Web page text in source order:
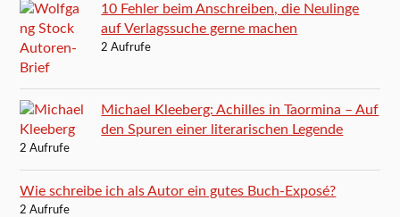
10 Fehler beim Anschreiben, die Neulinge
auf Verlagssuche gerne machen
2 Aufrufe
Michael Kleeberg: Achilles in Taormina – Auf
den Spuren einer literarischen Legende
2 Aufrufe
Wie schreibe ich als Autor ein gutes Buch-Exposé?
2 Aufrufe